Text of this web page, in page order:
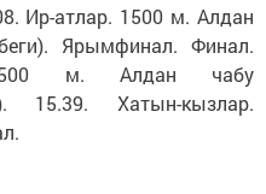
Ир-атлар. 1500 м. Алдан
Ярымфинал. Финал.
500 м. Алдан чабу
15.39. Хатын-кызлар.